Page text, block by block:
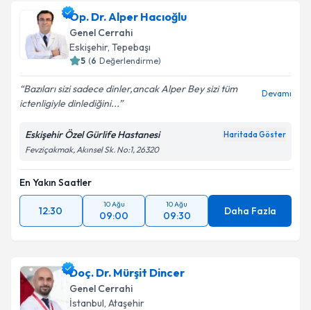
Op. Dr. Alper Hacıoğlu
Genel Cerrahi
Eskişehir, Tepebaşı
5 (6 Değerlendirme)
Bazıları sizi sadece dinler,ancak Alper Bey sizi tüm
ictenligiyle dinlediğini...
Devamı
Eskişehir Özel Gürlife Hastanesi Haritada Göster
Fevziçakmak, Akınsel Sk. No:1, 26320
En Yakın Saatler
12:30
10 Ağu
09:00
10 Ağu
09:30 Daha Fazla
Doç. Dr. Mürşit Dincer
Genel Cerrahi
İstanbul, Ataşehir